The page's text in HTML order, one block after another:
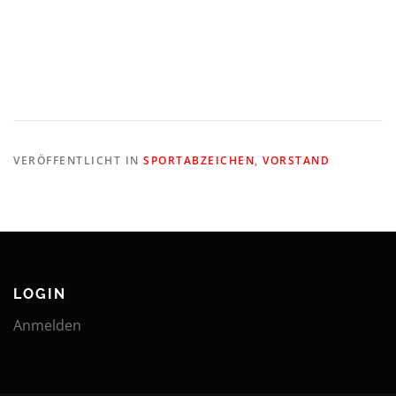
VERÖFFENTLICHT IN SPORTABZEICHEN, VORSTAND
LOGIN
Anmelden